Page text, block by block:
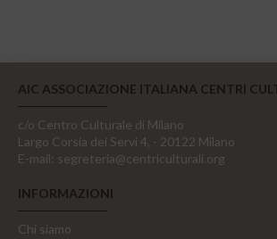
AIC ASSOCIAZIONE ITALIANA CENTRI
c/o Centro Culturale di Milano
Largo Corsia dei Servi 4, - 20122 Milano
E-mail: segreteria@centriculturali.org
INFORMAZIONI
Chi siamo